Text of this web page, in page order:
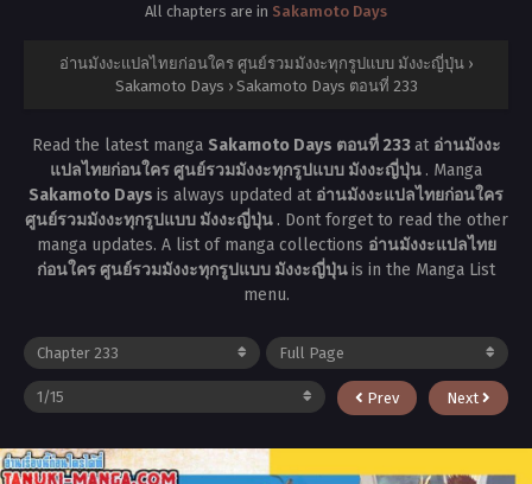
All chapters are in Sakamoto Days
อ่านมังงะแปลไทยก่อนใคร ศูนย์รวมมังงะทุกรูปแบบ มังงะญี่ปุ่น ›
Sakamoto Days › Sakamoto Days ตอนที่ 233
Read the latest manga Sakamoto Days ตอนที่ 233at อ่านมังงะ
แปลไทยก่อนใคร ศูนย์รวมมังงะทุกรูปแบบ มังงะญี่ปุ่น . Manga
Sakamoto Days is always updated at อ่านมังงะแปลไทยก่อนใคร
ศูนย์รวมมังงะทุกรูปแบบ มังงะญี่ปุ่น . Dont forget to read the other
manga updates. A list of manga collections อ่านมังงะแปลไทย
ก่อนใคร ศูนย์รวมมังงะทุกรูปแบบ มังงะญี่ปุ่นis in the Manga List
menu.
Prev Next